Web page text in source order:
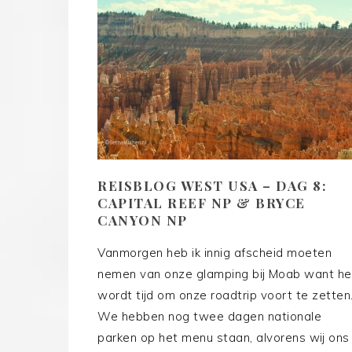
REISBLOG WEST USA – DAG 8:
CAPITAL REEF NP & BRYCE
CANYON NP
Vanmorgen heb ik innig afscheid moeten
nemen van onze glamping bij Moab want
wordt tijd om onze roadtrip voort te
We hebben nog twee dagen nationale
parken op het menu staan, alvorens wij ons